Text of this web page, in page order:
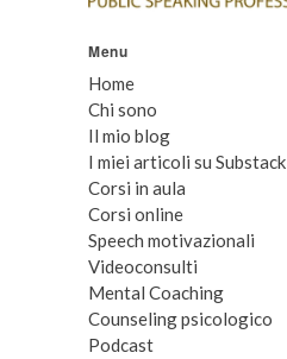
Menu
Home
Chi sono
Il mio blog
I miei articoli su Substack
Corsi in aula
Corsi online
Speech motivazionali
Videoconsulti
Mental Coaching
Counseling psicologico
Podcast